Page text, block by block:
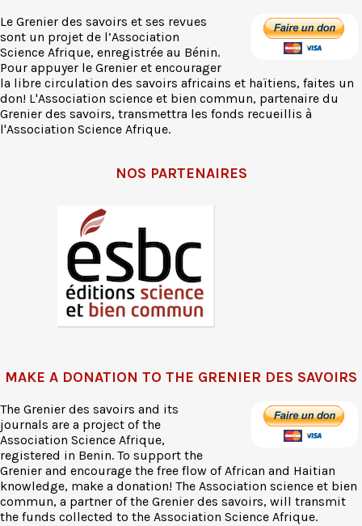
Le Grenier des savoirs et ses revues
sont un projet de l’Association
Science Afrique, enregistrée au Bénin.
Pour appuyer le Grenier et encourager
la libre circulation des savoirs africains et haïtiens, faites un
don! L'Association science et bien commun, partenaire du
Grenier des savoirs, transmettra les fonds recueillis à
l'Association Science Afrique.
NOS PARTENAIRES
MAKE A DONATION TO THE GRENIER DES SAVOIRS
The Grenier des savoirs and its
journals are a project of the
Association Science Afrique,
registered in Benin. To support the
Grenier and encourage the free flow of African and Haitian
knowledge, make a donation! The Association science et bien
commun, a partner of the Grenier des savoirs, will transmit
the funds collected to the Association Science Afrique.